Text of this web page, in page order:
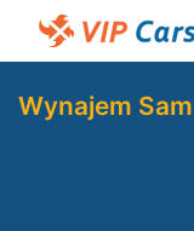
Wynajem